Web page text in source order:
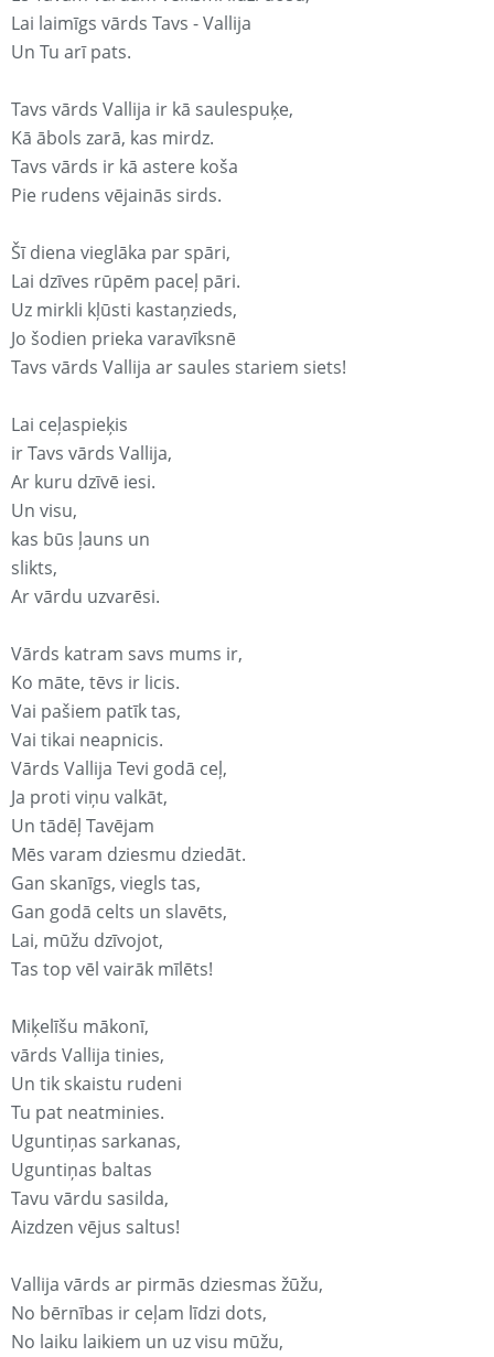
Lai laimīgs vārds Tavs - Vallija
Un Tu arī pats.
Tavs vārds Vallija ir kā saulespuķe,
Kā ābols zarā, kas mirdz.
Tavs vārds ir kā astere koša
Pie rudens vējainās sirds.
Šī diena vieglāka par spāri,
Lai dzīves rūpēm paceļ pāri.
Uz mirkli kļūsti kastaņzieds,
Jo šodien prieka varavīksnē
Tavs vārds Vallija ar saules stariem siets!
Lai ceļaspieķis
ir Tavs vārds Vallija,
Ar kuru dzīvē iesi.
Un visu,
kas būs ļauns un
slikts,
Ar vārdu uzvarēsi.
Vārds katram savs mums ir,
Ko māte, tēvs ir licis.
Vai pašiem patīk tas,
Vai tikai neapnicis.
Vārds Vallija Tevi godā ceļ,
Ja proti viņu valkāt,
Un tādēļ Tavējam
Mēs varam dziesmu dziedāt.
Gan skanīgs, viegls tas,
Gan godā celts un slavēts,
Lai, mūžu dzīvojot,
Tas top vēl vairāk mīlēts!
Miķelīšu mākonī,
vārds Vallija tinies,
Un tik skaistu rudeni
Tu pat neatminies.
Uguntiņas sarkanas,
Uguntiņas baltas
Tavu vārdu sasilda,
Aizdzen vējus saltus!
Vallija vārds ar pirmās dziesmas žūžu,
No bērnības ir ceļam līdzi dots,
No laiku laikiem un uz visu mūžu,